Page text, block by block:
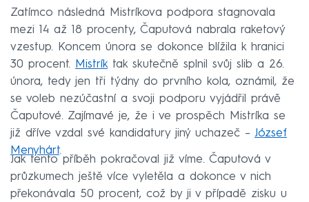
Zatímco následná Mistríkova podpora stagnovala
mezi 14 až 18 procenty, Čaputová nabrala raketový
vzestup. Koncem února se dokonce blížila k hranici
30 procent. Mistríktak skutečně splnil svůj slib a 26.
února, tedy jen tři týdny do prvního kola, oznámil, že
se voleb nezúčastní a svoji podporu vyjádřil právě
Čaputové. Zajímavé je, že i ve prospěch Mistríka se
již dříve vzdal své kandidatury jiný uchazeč – József
Menyhárt.
Jak tento příběh pokračoval již víme. Čaputová v
průzkumech ještě více vyletěla a dokonce v nich
překonávala 50 procent, což by ji v případě zisku u